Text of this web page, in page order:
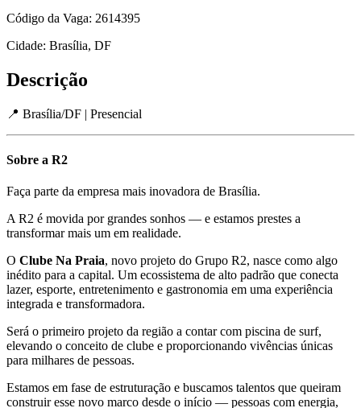
Código da Vaga: 2614395
Cidade: Brasília, DF
Descrição
📍 Brasília/DF | Presencial
Sobre a R2
Faça parte da empresa mais inovadora de Brasília.
A R2 é movida por grandes sonhos — e estamos prestes a
transformar mais um em realidade.
O Clube Na Praia, novo projeto do Grupo R2, nasce como algo
inédito para a capital. Um ecossistema de alto padrão que conecta
lazer, esporte, entretenimento e gastronomia em uma experiência
integrada e transformadora.
Será o primeiro projeto da região a contar com piscina de surf,
elevando o conceito de clube e proporcionando vivências únicas
para milhares de pessoas.
Estamos em fase de estruturação e buscamos talentos que queiram
construir esse novo marco desde o início — pessoas com energia,